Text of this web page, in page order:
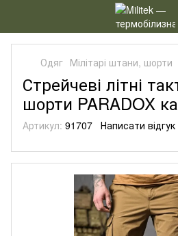
Одяг Мілітарі штани, шорти
Стрейчеві літні
шорти PARADOX
Артикул: 91707 Написати відгук